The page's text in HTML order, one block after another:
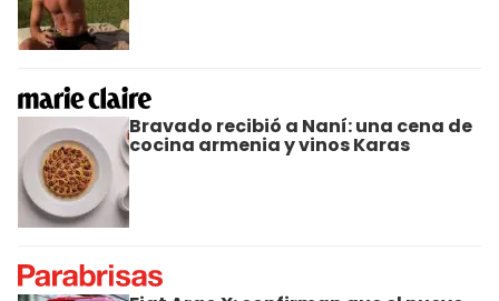
Bravado recibió a Naní: una cena de
cocina armenia y vinos Karas